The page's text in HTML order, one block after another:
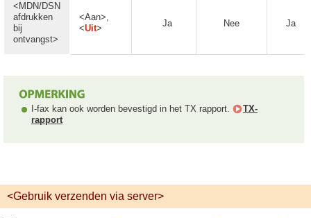
<MDN/DSN
afdrukken
bij
ontvangst>
<Aan>,
<Uit> Ja Nee Ja
I-fax kan ook worden bevestigd in het TX rapport.
TX-
rapport
<Gebruik verzenden via server>